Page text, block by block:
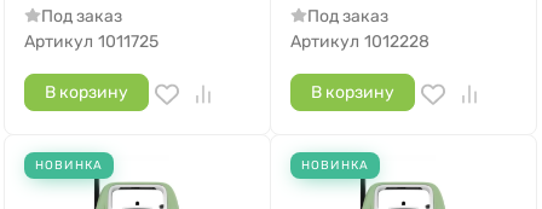
Под заказ
Артикул 1011725
В корзину
Под заказ
Артикул 1012228
В корзину
НОВИНКА НОВИНКА